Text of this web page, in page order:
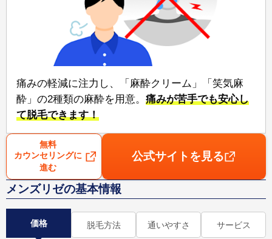
痛みの軽減に注力し、「麻酔クリーム」「笑気麻
酔」の2種類の麻酔を用意。⁠ 痛みが苦手でも安心⁠し
て脱毛できます！
無料
カウンセリングに
進む
公式サイトを見る
メンズリゼの基本情報
価格 脱毛方法 通いやすさ サービス